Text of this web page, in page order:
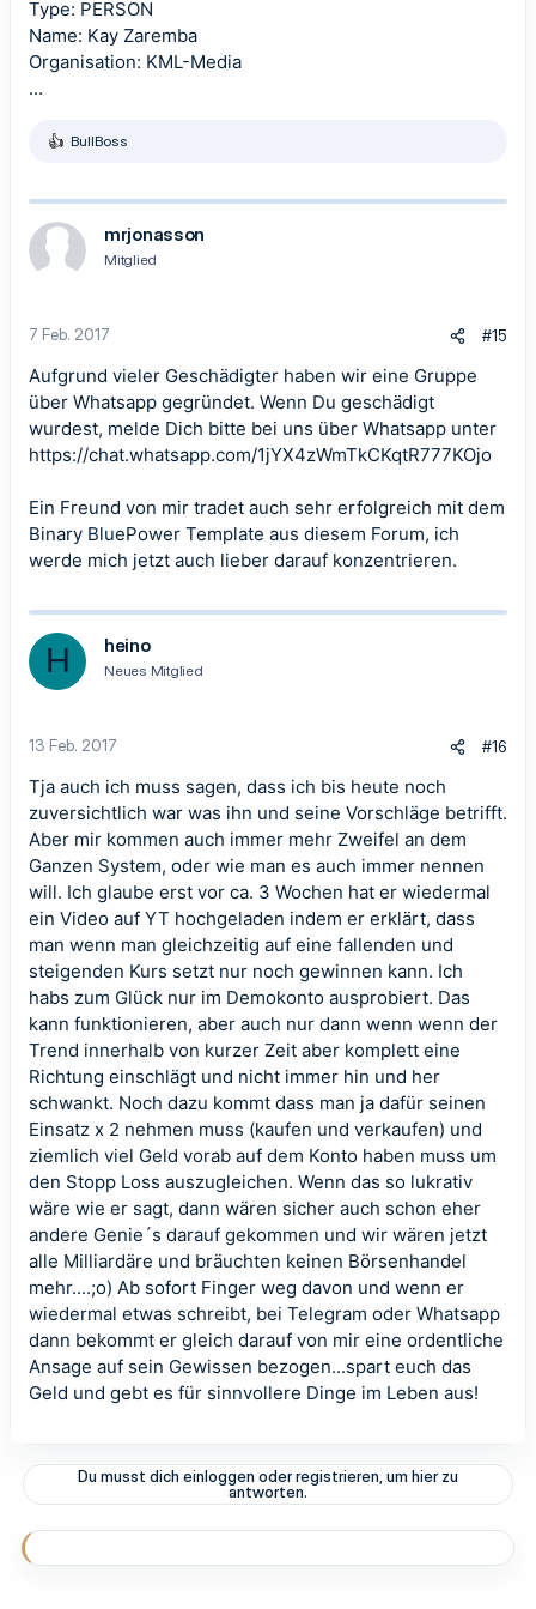
Type: PERSON
Name: Kay Zaremba
Organisation: KML-Media
...
R
k
t
i
o
:
BullBoss
mrjonasson
Mitglied
7 Feb. 2017 #15
Aufgrund vieler Geschädigter haben wir eine Gruppe
über Whatsapp gegründet. Wenn Du geschädigt
wurdest, melde Dich bitte bei uns über Whatsapp unter
https://chat.whatsapp.com/1jYX4zWmTkCKqtR777KOjo
Ein Freund von mir tradet auch sehr erfolgreich mit dem
Binary BluePower Template aus diesem Forum, ich
werde mich jetzt auch lieber darauf konzentrieren.
H heino
Neues Mitglied
13 Feb. 2017 #16
Tja auch ich muss sagen, dass ich bis heute noch
zuversichtlich war was ihn und seine Vorschläge betrifft.
Aber mir kommen auch immer mehr Zweifel an dem
Ganzen System, oder wie man es auch immer nennen
will. Ich glaube erst vor ca. 3 Wochen hat er wiedermal
ein Video auf YT hochgeladen indem er erklärt, dass
man wenn man gleichzeitig auf eine fallenden und
steigenden Kurs setzt nur noch gewinnen kann. Ich
habs zum Glück nur im Demokonto ausprobiert. Das
kann funktionieren, aber auch nur dann wenn wenn der
Trend innerhalb von kurzer Zeit aber komplett eine
Richtung einschlägt und nicht immer hin und her
schwankt. Noch dazu kommt dass man ja dafür seinen
Einsatz x 2 nehmen muss (kaufen und verkaufen) und
ziemlich viel Geld vorab auf dem Konto haben muss um
den Stopp Loss auszugleichen. Wenn das so lukrativ
wäre wie er sagt, dann wären sicher auch schon eher
andere Genie´s darauf gekommen und wir wären jetzt
alle Milliardäre und bräuchten keinen Börsenhandel
mehr....;o) Ab sofort Finger weg davon und wenn er
wiedermal etwas schreibt, bei Telegram oder Whatsapp
dann bekommt er gleich darauf von mir eine ordentliche
Ansage auf sein Gewissen bezogen...spart euch das
Geld und gebt es für sinnvollere Dinge im Leben aus!
Du musst dich einloggen oder registrieren, um hier zu
antworten.